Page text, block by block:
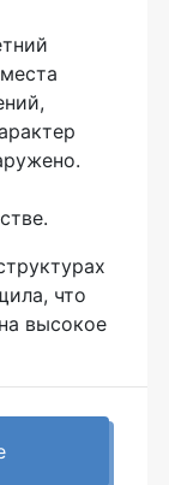
что
высокое